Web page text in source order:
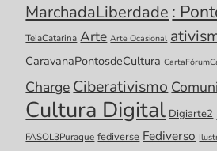
MarchadaLiberdade :
TeiaCatarina Arte Arte Ocasional
CaravanaPontosdeCultura
ChargeCiberativismo
Cultura Digital Digiarte2
FASOL3Puraque fediverse Fediverso